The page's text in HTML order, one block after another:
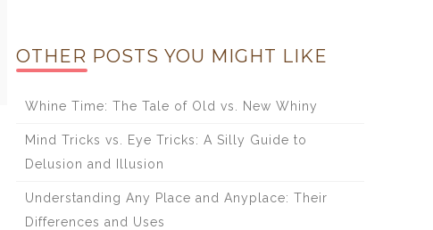
OTHER POSTS YOU MIGHT LIKE
Whine Time: The Tale of Old vs. New Whiny
Mind Tricks vs. Eye Tricks: A Silly Guide to
Delusion and Illusion
Understanding Any Place and Anyplace: Their
Differences and Uses